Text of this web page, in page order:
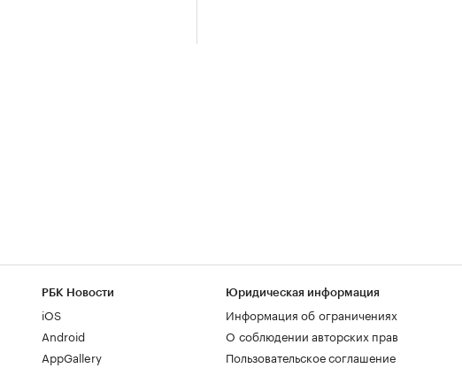
РБК Новости
iOS
Android
AppGallery
Юридическая информация
Информация об ограничениях
О соблюдении авторских прав
Пользовательское соглашение